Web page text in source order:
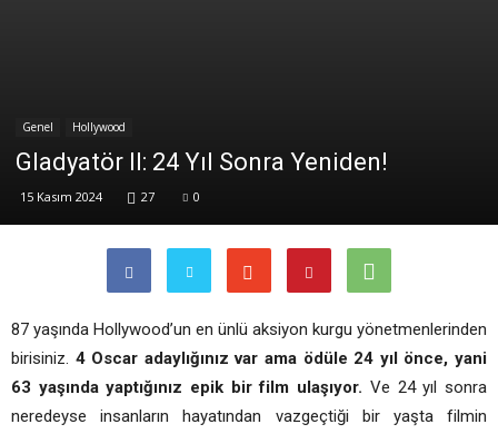
Genel Hollywood
Gladyatör II: 24 Yıl Sonra Yeniden!
15 Kasım 2024 27 0
87 yaşında Hollywood’un en ünlü aksiyon kurgu yönetmenlerinden
birisiniz. 4 Oscar adaylığınız var ama ödüle 24 yıl önce, yani
63 yaşında yaptığınız epik bir film ulaşıyor. Ve 24 yıl sonra
neredeyse insanların hayatından vazgeçtiği bir yaşta filmin